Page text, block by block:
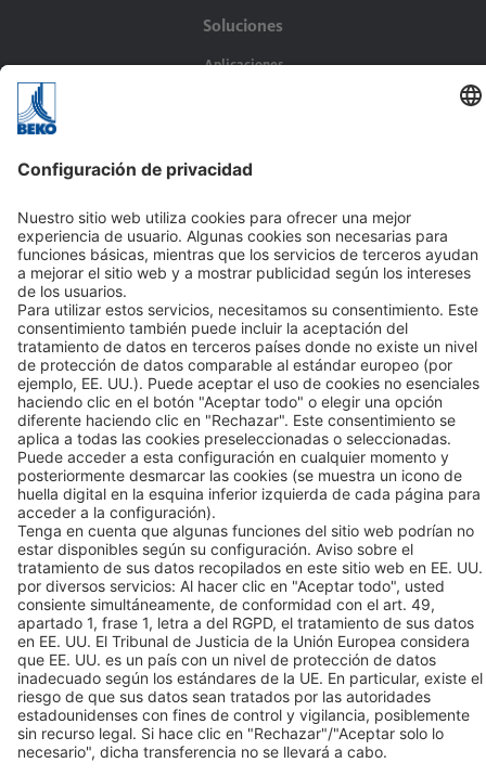
Soluciones
Aplicaciones
BEKO TECNOLÓGICA, S.L.
C/ Torruella i Urpina nº 37-42, nave 6
08758 Cervelló (Barcelona - España)
Tel +34 93 632 76 68
Contacto
© 2026 BEKO TECHNOLOGIES
Mapa del sitio
Ajustar la configuración de las cookies
Política de privacidad
Huella Privacy Settings